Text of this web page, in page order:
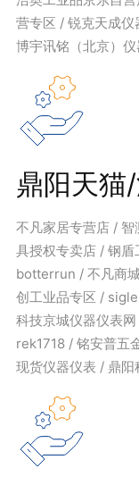
营专区 / 锐克天成
博宇讯铭（北京）
鼎阳天猫
不凡家居专营店 /
具授权专卖店 / 钢
botterrun / 不凡商
创工业品专区 /
科技京城仪器仪表
rek1718 / 铭安普五
现货仪器仪表 / 鼎